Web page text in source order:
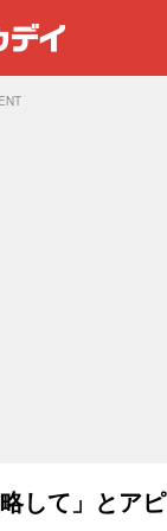
して」とアピ